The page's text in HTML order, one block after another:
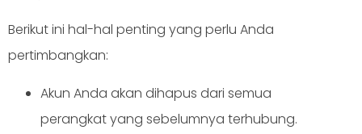
Berikut ini hal-hal penting yang perlu Anda
pertimbangkan:
Akun Anda akan dihapus dari semua
perangkat yang sebelumnya terhubung.